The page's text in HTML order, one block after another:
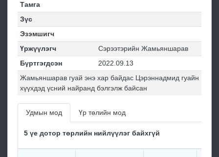
Тамга
Зүс
Эзэмшигч
Үржүүлэгч
Сэрээтэрийн Жамьяншарав
Бүртгэгдсэн
2022.09.13
Жамьяншарав гуай энэ хар байдас Цэрэннадмид гуайн
хүүхдэд үсний найранд бэлгэлж байсан
Удмын мод Үр төлийн мод
5 үе дотор төрлийн нийлүүлэг байхгүй